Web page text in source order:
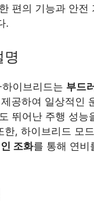
편의 기능과 안전
.
명
이브리드는 부드
공하여 일상적인
뛰어난 주행 성능
한, 하이브리드 모
조화를 통해 연비